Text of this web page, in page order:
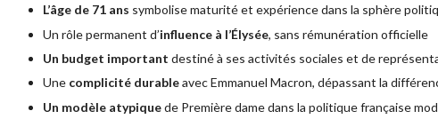
L’âge de 71 ans symbolise maturité et expérience dans la sphère
Un rôle permanent d’influence à l’Élysée, sans rémunération officielle
Un budget important destiné à ses activités sociales et de
Une complicité durableavec Emmanuel Macron, dépassant la
Un modèle atypiquede Première dame dans la politique française